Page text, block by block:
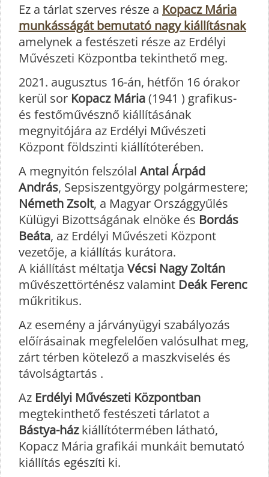
Ez a tárlat szerves része a Kopacz Mária
munkásságát bemutató nagy kiállításnak
amelynek a festészeti része az Erdélyi
Művészeti Központba tekinthető meg.
2021. augusztus 16-án, hétfőn 16 órakor
kerül sor Kopacz Mária(1941 ) grafikus-
és festőművésznő kiállításának
megnyitójára az Erdélyi Művészeti
Központ földszinti kiállítóterében.
A megnyitón felszólal Antal Árpád
András, Sepsiszentgyörgy polgármestere;
Németh Zsolt, a Magyar Országgyűlés
Külügyi Bizottságának elnöke és Bordás
Beáta, az Erdélyi Művészeti Központ
vezetője, a kiállítás kurátora.
A kiállítást méltatja Vécsi Nagy Zoltán
művészettörténész valamint Deák Ferenc
műkritikus.
Az esemény a járványügyi szabályozás
előírásainak megfelelően valósulhat meg,
zárt térben kötelező a maszkviselés és
távolságtartás .
Az Erdélyi Művészeti Központban
megtekinthető festészeti tárlatot a
Bástya-házkiállítótermében látható,
Kopacz Mária grafikái munkáit bemutató
kiállítás egészíti ki.